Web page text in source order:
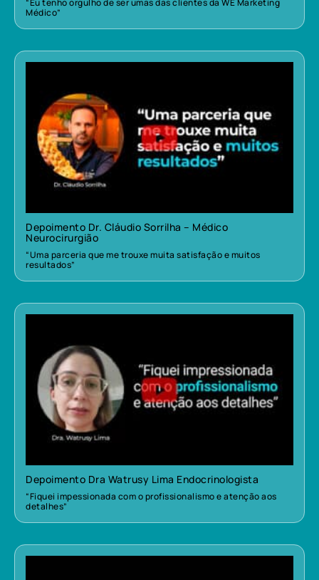
“Eu tenho orgulho de ser umas das clientes da WE Marketing
Médico”
Depoimento Dr. Cláudio Sorrilha – Médico
Neurocirurgião
“Uma parceria que me trouxe muita satisfação e muitos
resultados”
Depoimento Dra Watrusy Lima Endocrinologista
“Fiquei impessionada com o profissionalismo e atenção aos
detalhes”